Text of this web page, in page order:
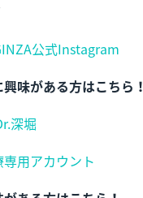
公式Instagram
味がある方はこちら！
深堀
用アカウント